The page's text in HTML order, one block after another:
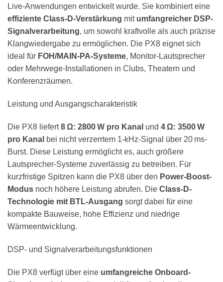
Live-Anwendungen entwickelt wurde. Sie kombiniert eine
effiziente Class-D-Verstärkung mit umfangreicher DSP-
Signalverarbeitung, um sowohl kraftvolle als auch präzise
Klangwiedergabe zu ermöglichen. Die PX8 eignet sich
ideal für FOH/MAIN-PA-Systeme, Monitor-Lautsprecher
oder Mehrwege-Installationen in Clubs, Theatern und
Konferenzräumen.
Leistung und Ausgangscharakteristik
Die PX8 liefert8 Ω: 2800 W pro Kanal und 4 Ω: 3500 W
pro Kanal bei nicht verzerrtem 1-kHz-Signal über 20 ms-
Burst. Diese Leistung ermöglicht es, auch größere
Lautsprecher-Systeme zuverlässig zu betreiben. Für
kurzfristige Spitzen kann die PX8 über den Power-Boost-
Modus noch höhere Leistung abrufen. Die Class-D-
Technologie mit BTL-Ausgang sorgt dabei für eine
kompakte Bauweise, hohe Effizienz und niedrige
Wärmeentwicklung.
DSP- und Signalverarbeitungsfunktionen
Die PX8 verfügt über eine umfangreiche Onboard-